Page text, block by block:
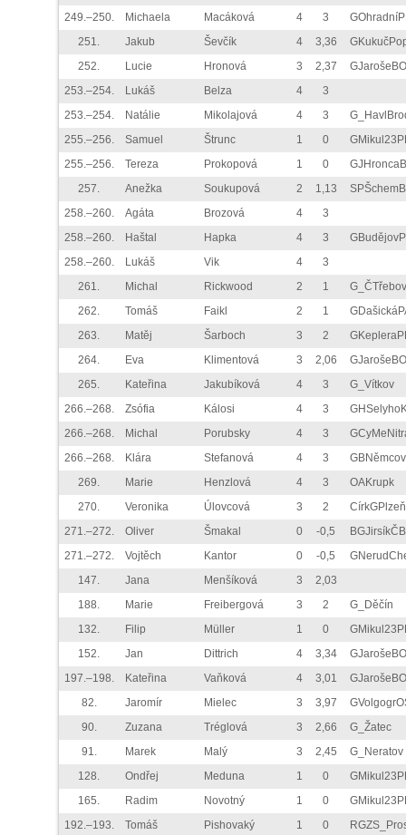
249.–250.
Michaela Macáková 4 3
251.
Jakub Ševčík 4 3,36
252.
Lucie Hronová 3 2,37
GJarošeBO
253.–254.
Lukáš Belza 4
3
253.–254.
Natálie Mikolajová 4 3
255.–256.
Samuel Štrunc 1 0
255.–256.
Tereza Prokopová 1 0
257.
Anežka Soukupová 2 1,13
258.–260.
Agáta Brozová 4
3
258.–260.
Haštal Hapka 4 3
258.–260.
Lukáš Vik 4
3
261.
Michal Rickwood 2 1
262.
Tomáš Faikl 2 1
263.
Matěj Šarboch 3 2
264.
Eva Klimentová 3 2,06
GJarošeBO
265.
Kateřina Jakubíková 4 3
G_Vítkov
266.–268.
Zsófia Kálosi 4 3
266.–268.
Michal Porubsky 4 3
266.–268.
Klára Stefanová 4 3
269.
Marie Henzlová 4 3
OAKrupk
270.
Veronika Úlovcová 3 2
CírkGPlzeň
271.–272.
Oliver Šmakal 0 -0,5
BGJirsíkČB
271.–272.
Vojtěch Kantor 0 -0,5
147.
Jana Menšíková 3
2,03
188.
Marie Freibergová 3 2
G_Děčín
132.
Filip Müller 1 0
152.
Jan Dittrich 4 3,34
GJarošeBO
197.–198.
Kateřina Vaňková 4 3,01
GJarošeBO
82.
Jaromír Mielec 3 3,97
90.
Zuzana Tréglová 3 2,66
G_Žatec
91.
Marek Malý 3 2,45
G_Neratov
128.
Ondřej Meduna 1 0
165.
Radim Novotný 1 0
192.–193.
Tomáš Pishovaký 1 0